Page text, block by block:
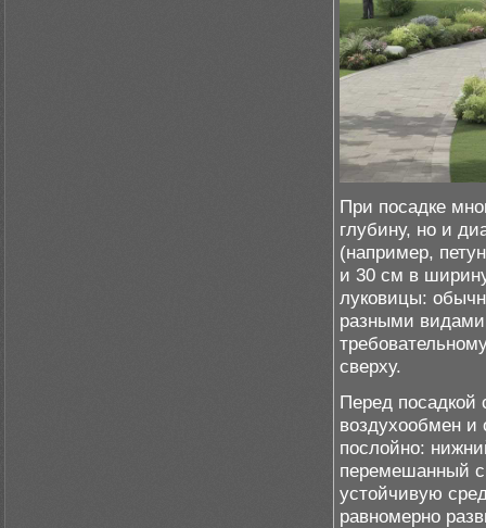
При посадке
глубину, но и
(например,
и 30 см в
луковицы:
разными
сверху.
Перед
воздухообмен и
послойно:
перемешанный с
устойчивую
равномерно